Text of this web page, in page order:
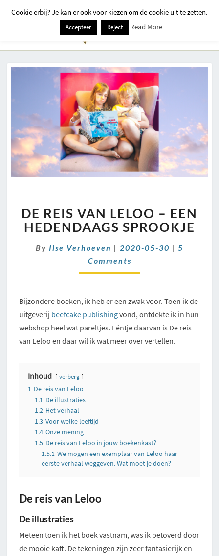
REIS
VAN
LELOO
–
HEDENDAAGS
SPROOKJE
DE REIS VAN LELOO – EEN
HEDENDAAGS SPROOKJE
By Ilse Verhoeven | 2020-05-30 | 5
Comments
Bijzondere boeken, ik heb er een zwak voor. Toen ik de
uitgeverij beefcake publishingvond, ontdekte ik in hun
webshop heel wat pareltjes. Eéntje daarvan is De reis
van Leloo en daar wil ik wat meer over vertellen.
Inhoud verberg
1 De reis van Leloo
1.1 De illustraties
1.2 Het verhaal
1.3 Voor welke leeftijd
1.4 Onze mening
1.5 De reis van Leloo in jouw boekenkast?
1.5.1 We mogen een exemplaar van Leloo haar
eerste verhaal weggeven. Wat moet je doen?
De reis van Leloo
De illustraties
Meteen toen ik het boek vastnam, was ik betoverd door
de mooie kaft. De tekeningen zijn zeer fantasierijk en
Cookie erbij? Je kan er ook voor kiezen om de cookie uit te zetten.
Accepteer Reject Read More